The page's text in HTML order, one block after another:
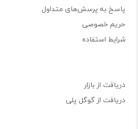
پاسخ به پرسش‌های متداول
حریم خصوصی
شرایط استفاده
دریافت از بازار
دریافت از گوگل پلی